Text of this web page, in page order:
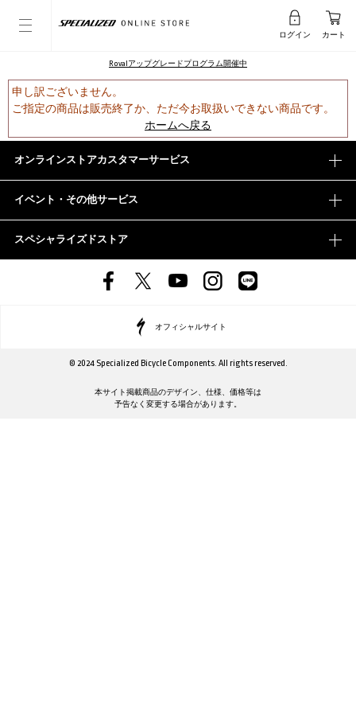
ログイン カート
Rovalアップグレードプログラム開催中
申し訳ございません。
ご指定の商品は販売終了か、ただ今お取扱いできない商品です。
ホームへ戻る
オンラインストアカスタマーサービス
イベント・その他サービス
スペシャライズドストア
オフィシャルサイト
© 2024 Specialized Bicycle Components. All rights reserved.
本サイト掲載商品のデザイン、仕様、価格等は
予告なく変更する場合があります。